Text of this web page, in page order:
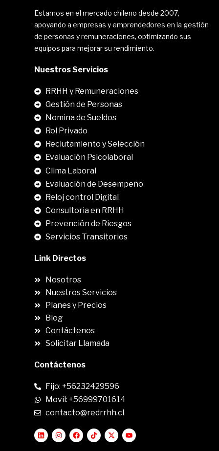
Estamos en el mercado chileno desde 2007,
apoyando a empresas y emprendedores en la gestión
de personas y remuneraciones, optimizando sus
equipos para mejorar su rendimiento.
Nuestros Servicios
RRHH y Remuneraciones
Gestión de Personas
Nomina de Sueldos
Rol Privado
Reclutamiento y Selección
Evaluación Psicolaboral
.
Clima Laboral
Evaluación de Desempeño
Reloj control Digital
Consultoria en RRHH
Prevención de Riesgos
Servicios Transitorios
Link Directos
Nosotros
Nuestros Servicios
Planes y Precios
Blog
Contáctenos
Solicitar Llamada
Contáctenos
Fijo: +56232429596
Movil: +56999701614
contacto@redrrhh.cl